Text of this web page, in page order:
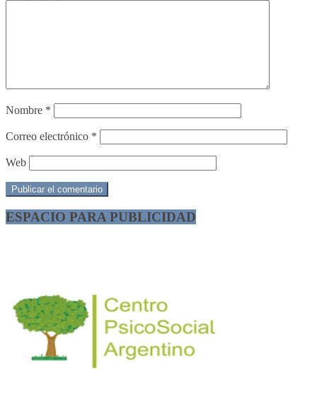
Nombre *
Correo electrónico *
Web
ESPACIO PARA PUBLICIDAD